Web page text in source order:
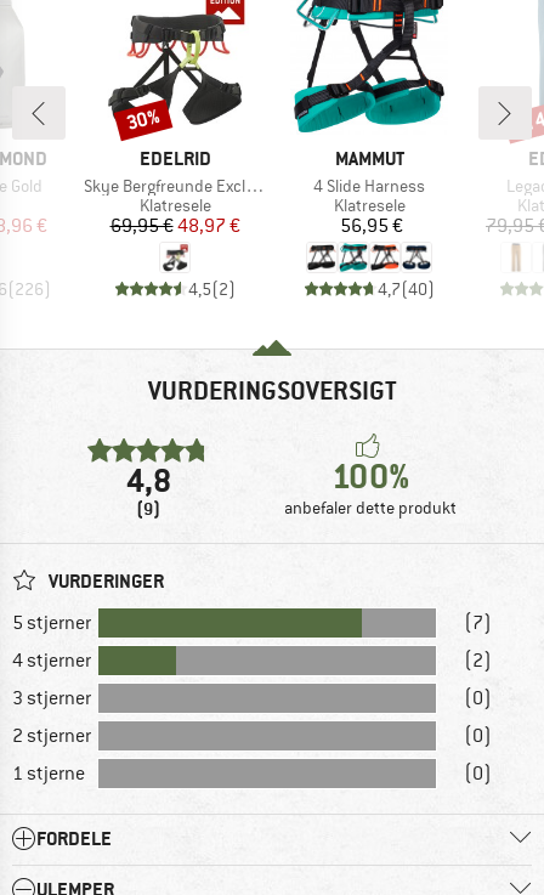
Gold
pris
€
(226)
MÆRKE
EDELRID
Artikel
Skye Bergfreunde Exclusive
Produktgruppe
Klatresele
Pris
69,95 €Nedsat pris
48,97 €
4,5(2)
Rabat
30%
MÆRKE
MAMMUT
Artikel
4 Slide Harness
Produktgruppe
Klatresele
Pris
56,95 €
4,7(40)
79,95
VURDERINGSOVERSIGT
4,8
(9)
100%
anbefaler dette produkt
VURDERINGER
5 stjerner
(7)
4 stjerner
(2)
3 stjerner
(0)
2 stjerner
(0)
1 stjerne
(0)
FORDELE
ULEMPER